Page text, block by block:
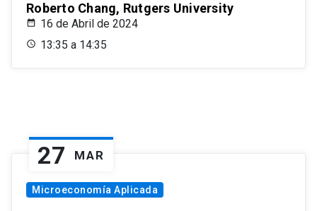
Roberto Chang, Rutgers University
16 de Abril de 2024
13:35 a 14:35
27 MAR
Microeconomía Aplicada